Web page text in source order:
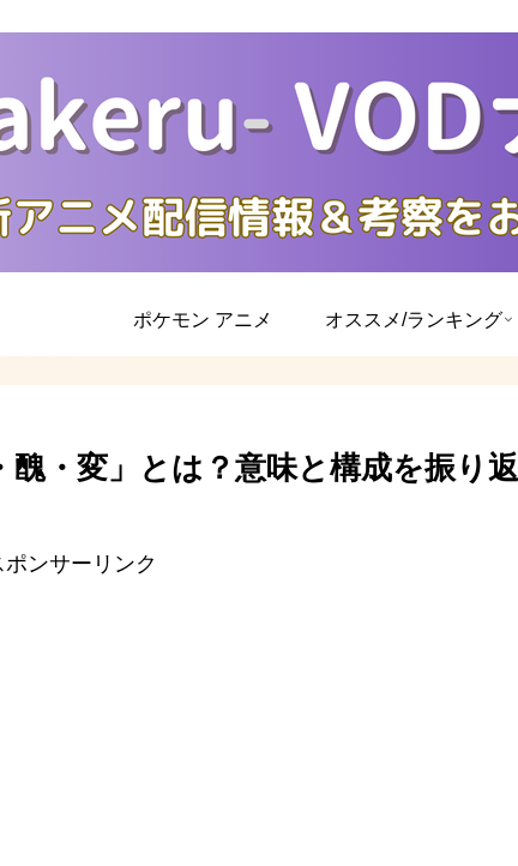
ポケモン アニメ オススメ/ランキング
・変」とは？意味と構成を振り返
ポンサーリンク